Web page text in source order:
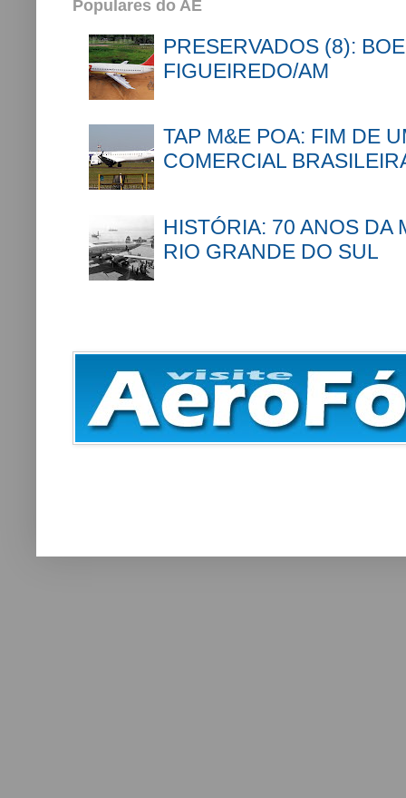
Populares do AE
PRESERVADOS (8):
FIGUEIREDO/AM
TAP M&E POA: FIM DE
COMERCIAL
HISTÓRIA: 70 ANOS DA
RIO GRANDE DO SUL